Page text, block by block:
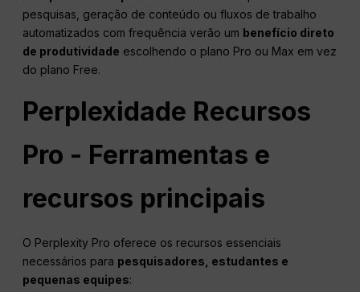
pesquisas, geração de conteúdo ou fluxos de trabalho
automatizados com frequência verão um benefício direto
de produtividade escolhendo o plano Pro ou Max em vez
do plano Free.
Perplexidade Recursos
Pro - Ferramentas e
recursos principais
O Perplexity Pro oferece os recursos essenciais
necessários para pesquisadores, estudantes e
pequenas equipes: